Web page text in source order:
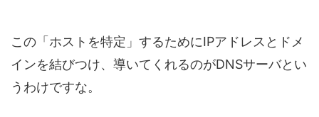
この「ホストを特定」するためにIPアドレスとドメ
インを結びつけ、導いてくれるのがDNSサーバとい
うわけですな。